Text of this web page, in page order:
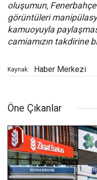
oluşumun,
görüntüleri
kamuoyuyla
camiamızın takdirine
Kaynak: Haber Merkezi
Öne Çıkanlar